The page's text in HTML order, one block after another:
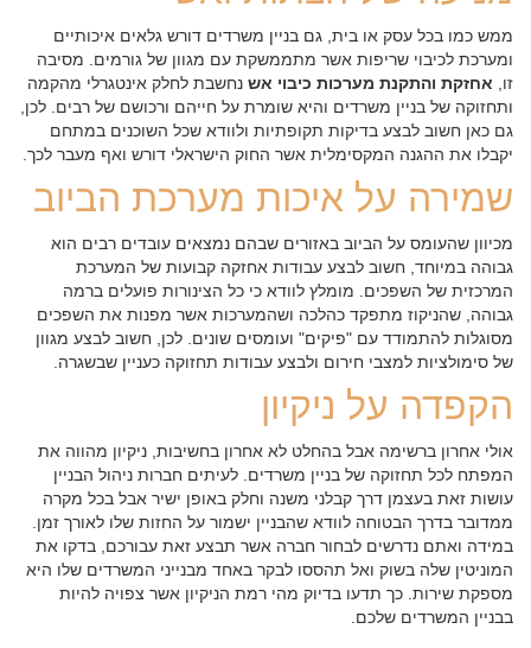
ממש כמו בכל עסק או בית, גם בניין משרדים דורש גלאים איכותיים
ומערכת לכיבוי שריפות אשר מתממשקת עם מגוון של גורמים. מסיבה
זו, אחזקת והתקנת מערכות כיבוי אש נחשבת לחלק אינטגרלי מהקמה
ותחזוקה של בניין משרדים והיא שומרת על חייהם ורכושם של רבים. לכן,
גם כאן חשוב לבצע בדיקות תקופתיות ולוודא שכל השוכנים במתחם
יקבלו את ההגנה המקסימלית אשר החוק הישראלי דורש ואף מעבר לכך.
שמירה על איכות מערכת הביוב
מכיוון שהעומס על הביוב באזורים שבהם נמצאים עובדים רבים הוא
גבוהה במיוחד, חשוב לבצע עבודות אחזקה קבועות של המערכת
המרכזית של השפכים. מומלץ לוודא כי כל הצינורות פועלים ברמה
גבוהה, שהניקוז מתפקד כהלכה ושהמערכות אשר מפנות את השפכים
מסוגלות להתמודד עם "פיקים" ועומסים שונים. לכן, חשוב לבצע מגוון
של סימולציות למצבי חירום ולבצע עבודות תחזוקה כעניין שבשגרה.
הקפדה על ניקיון
אולי אחרון ברשימה אבל בהחלט לא אחרון בחשיבות, ניקיון מהווה את
המפתח לכל תחזוקה של בניין משרדים. לעיתים חברות ניהול הבניין
עושות זאת בעצמן דרך קבלני משנה וחלק באופן ישיר אבל בכל מקרה
ממדובר בדרך הבטוחה לוודא שהבניין ישמור על החזות שלו לאורך זמן.
במידה ואתם נדרשים לבחור חברה אשר תבצע זאת עבורכם, בדקו את
המוניטין שלה בשוק ואל תהססו לבקר באחד מבנייני המשרדים שלו היא
מספקת שירות. כך תדעו בדיוק מהי רמת הניקיון אשר צפויה להיות
בבניין המשרדים שלכם.